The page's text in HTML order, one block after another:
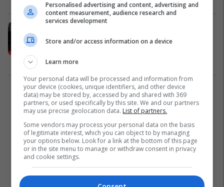
këtë vit
Jason Momoa dhe e dashura e tij 12
vite më e re shkëlqejnë në Kanë -
në premierë
TV / Film
1
Personalised advertising and content, advertising and
content measurement, audience research and
services development
Store and/or access information on a device
Learn more
Your personal data will be processed and information from
your device (cookies, unique identifiers, and other device
data) may be stored by, accessed by and shared with 369
partners, or used specifically by this site. We and our partners
may use precise geolocation data. List of partners.
Some vendors may process your personal data on the basis
of legitimate interest, which you can object to by managing
your options below. Look for a link at the bottom of this page
or in the site menu to manage or withdraw consent in privacy
and cookie settings.